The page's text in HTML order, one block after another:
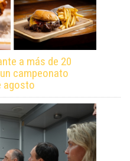
a más de 20
campeonato
agosto